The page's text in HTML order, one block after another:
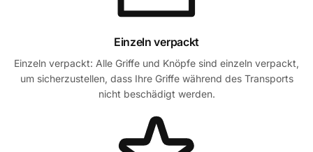
Einzeln verpackt
Einzeln verpackt: Alle Griffe und Knöpfe sind einzeln verpackt,
um sicherzustellen, dass Ihre Griffe während des Transports
nicht beschädigt werden.